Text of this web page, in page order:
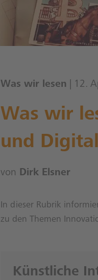
Was wir lesen | 12.
Was wir
und
von Dirk Elsner
In dieser Rubrik
zu den Themen
Künstliche